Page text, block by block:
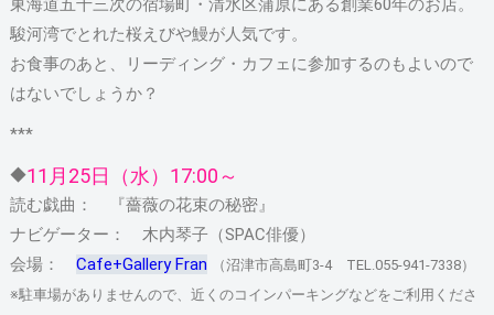
東海道五十三次の宿場町・清水区蒲原にある創業60年のお店。
駿河湾でとれた桜えびや鰻が人気です。
お食事のあと、リーディング・カフェに参加するのもよいので
はないでしょうか？
***
◆11月25日（水）17:00～
読む戯曲： 『薔薇の花束の秘密』
ナビゲーター： 木内琴子（SPAC俳優）
会場： Cafe+Gallery Fran
（沼津市高島町3-4 TEL.055-941-7338）
※駐車場がありませんので、近くのコインパーキングなどをご利用くださ